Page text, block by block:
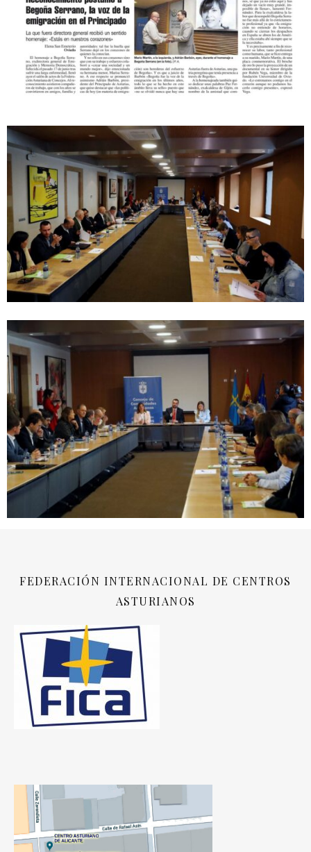
FEDERACIÓN INTERNACIONAL DE CENTROS
ASTURIANOS